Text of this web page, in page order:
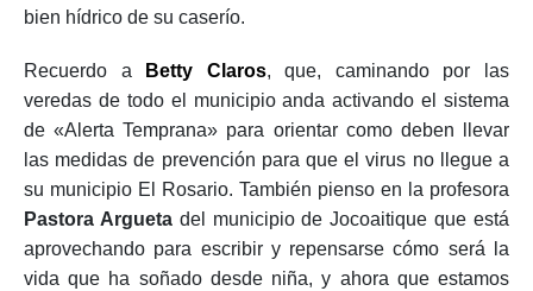
bien hídrico de su caserío.
Recuerdo a Betty Claros, que, caminando por las
veredas de todo el municipio anda activando el sistema
de «Alerta Temprana» para orientar como deben llevar
las medidas de prevención para que el virus no llegue a
su municipio El Rosario. También pienso en la profesora
Pastora Arguetadel municipio de Jocoaitique que está
aprovechando para escribir y repensarse cómo será la
vida que ha soñado desde niña, y ahora que estamos